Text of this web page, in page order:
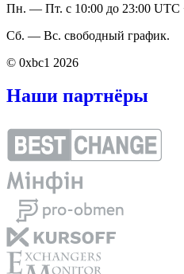
Пн. — Пт. с 10:00 до 23:00 UTC
Сб. — Вс. свободный график.
© 0xbc1 2026
Наши партнёры